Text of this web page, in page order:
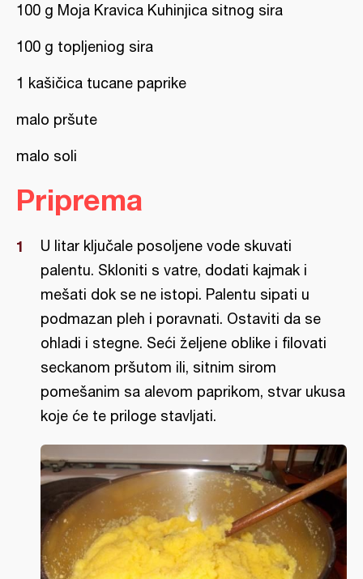
100 g Moja Kravica Kuhinjica sitnog sira
100 g topljeniog sira
1 kašičica tucane paprike
malo pršute
malo soli
Priprema
U litar ključale posoljene vode skuvati
palentu. Skloniti s vatre, dodati kajmak i
mešati dok se ne istopi. Palentu sipati u
podmazan pleh i poravnati. Ostaviti da se
ohladi i stegne. Seći željene oblike i filovati
seckanom pršutom ili, sitnim sirom
pomešanim sa alevom paprikom, stvar ukusa
koje će te priloge stavljati.